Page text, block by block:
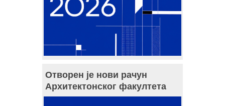
Отворен је нови рачун
Архитектонског факултета